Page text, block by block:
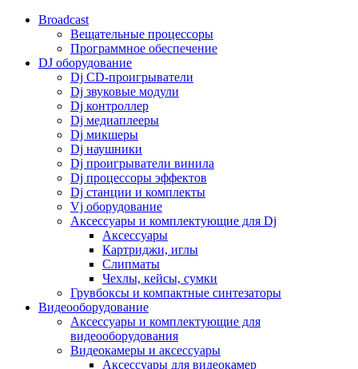
Broadcast
Вещательные процессоры
Программное обеспечение
DJ оборудование
Dj CD-проигрыватели
Dj звуковые модули
Dj контроллер
Dj медиаплееры
Dj микшеры
Dj наушники
Dj проигрыватели винила
Dj процессоры эффектов
Dj станции и комплекты
Vj оборудование
Аксессуары и комплектующие для Dj
Аксессуары
Картриджи, иглы
Слипматы
Чехлы, кейсы, сумки
Грувбоксы и компактные синтезаторы
Видеооборудование
Аксессуары и комплектующие для
видеооборудования
Видеокамеры и аксессуары
Аксессуары для видеокамер